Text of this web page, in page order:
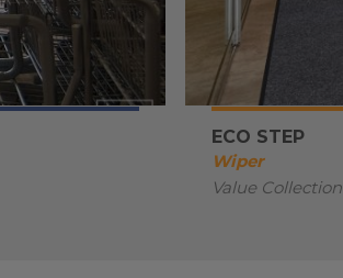
ECO STEP
Wiper
Value Collection